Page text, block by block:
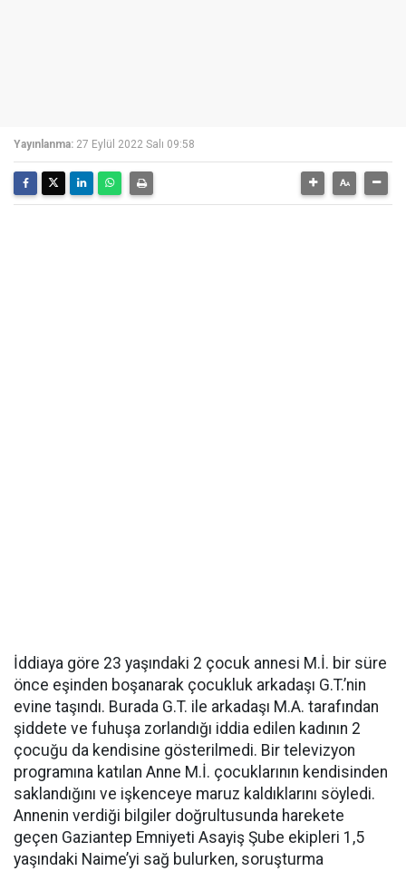
Yayınlanma: 27 Eylül 2022 Salı 09:58
İddiaya göre 23 yaşındaki 2 çocuk annesi M.İ. bir süre
önce eşinden boşanarak çocukluk arkadaşı G.T.’nin
evine taşındı. Burada G.T. ile arkadaşı M.A. tarafından
şiddete ve fuhuşa zorlandığı iddia edilen kadının 2
çocuğu da kendisine gösterilmedi. Bir televizyon
programına katılan Anne M.İ. çocuklarının kendisinden
saklandığını ve işkenceye maruz kaldıklarını söyledi.
Annenin verdiği bilgiler doğrultusunda harekete
geçen Gaziantep Emniyeti Asayiş Şube ekipleri 1,5
yaşındaki Naime’yi sağ bulurken, soruşturma